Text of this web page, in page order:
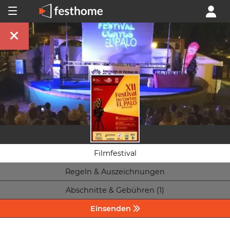
Filmfestival
Regeln & Auszeichnungen
Abschnitte & Gebühren (1)
Einsenden